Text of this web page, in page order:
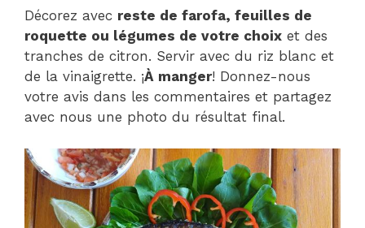
Décorez avec reste de farofa, feuilles de
roquette ou légumes de votre choix et des
tranches de citron. Servir avec du riz blanc et
de la vinaigrette. ¡À manger! Donnez-nous
votre avis dans les commentaires et partagez
avec nous une photo du résultat final.